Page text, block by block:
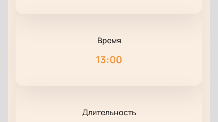
Время
13:00
Длительность